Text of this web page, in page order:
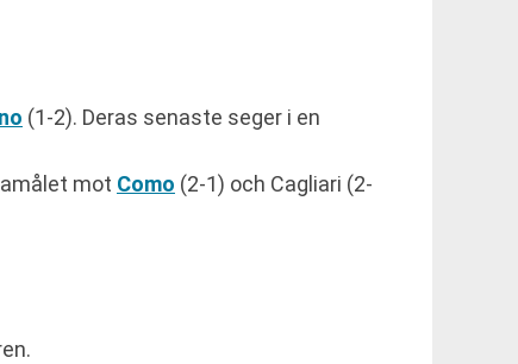
(1-2). Deras senaste seger i en
mot Como (2-1) och Cagliari (2-